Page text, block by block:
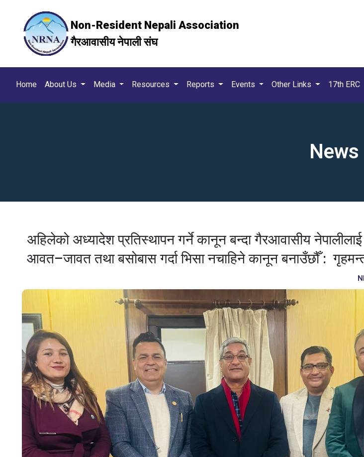
Non-Resident Nepali Association
गैरआवासीय नेपाली संघ
Home About Us Media Resources Reports Events Other Links 17th ERC
News
अहिलेको अध्यादेश प्रतिस्थापन गर्ने कानून बन्दा गैरआवासीय
आवत–जावत तथा बसोबास गर्दा भिसा नचाहिने कानून बनाउँछौँ :